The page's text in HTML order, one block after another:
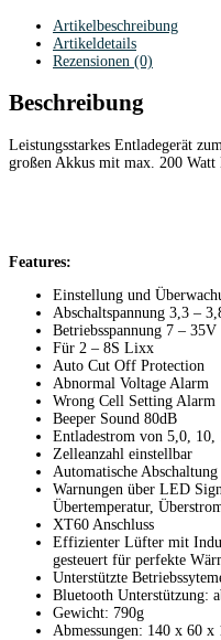
Artikelbeschreibung
Artikeldetails
Rezensionen (0)
Beschreibung
Leistungsstarkes Entladegerät
großen Akkus mit max. 200
Features:
Einstellung und
Abschaltspannung 3,3 –
Betriebsspannung 7 – 35V
Für 2 – 8S Lixx
Auto Cut Off Protection
Abnormal Voltage Alarm
Wrong Cell Setting Alarm
Beeper Sound 80dB
Entladestrom von 5,0,
Zelleanzahl einstellbar
Automatische
Warnungen über LED
Übertemperatur,
XT60 Anschluss
Effizienter Lüfter mit
gesteuert für perfekte
Unterstützte
Bluetooth Unterstützung:
Gewicht: 790g
Abmessungen: 140 x 60 x